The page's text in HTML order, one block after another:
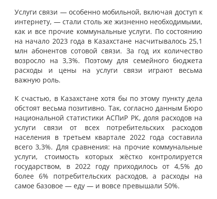
Услуги связи — особенно мобильной, включая доступ к
интернету, — стали столь же жизненно необходимыми,
как и все прочие коммунальные услуги. По состоянию
на начало 2023 года в Казахстане насчитывалось 25,1
млн абонентов сотовой связи. За год их количество
возросло на 3,3%. Поэтому для семейного бюджета
расходы и цены на услуги связи играют весьма
важную роль.
К счастью, в Казахстане хотя бы по этому пункту дела
обстоят весьма позитивно. Так, согласно данным Бюро
национальной статистики АСПиР РК, доля расходов на
услуги связи от всех потребительских расходов
населения в третьем квартале 2022 года составила
всего 3,3%. Для сравнения: на прочие коммунальные
услуги, стоимость которых жёстко контролируется
государством, в 2022 году приходилось от 4,5% до
более 6% потребительских расходов, а расходы на
самое базовое — еду — и вовсе превышали 50%.